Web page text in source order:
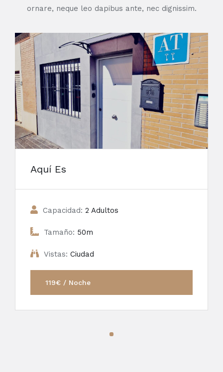
ornare, neque leo dapibus ante, nec dignissim.
Aquí Es
Capacidad: 2 Adultos
Tamaño: 50m
Vistas: Ciudad
119€ / Noche